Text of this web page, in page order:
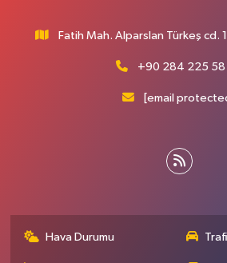
Fatih Mah. Alparslan Türkeş cd.
+90 284 225 58
[email
Hava Durumu